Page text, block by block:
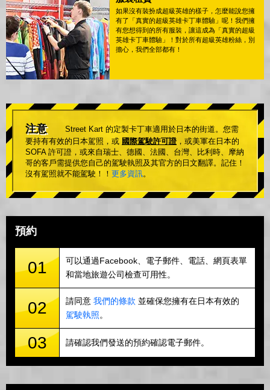
如果沒有裝扮成超級英雄的樣子，怎麼能說您擁
有了「真實的超級英雄卡丁車體驗」呢！我們擁
有您想得到的所有服裝，讓這成為「真實的超級
英雄卡丁車體驗」！對於所有超級英雄粉絲，別
擔心，我們全部都有！
注意
Street Kart 的定製卡丁車適用於日本的街道。您需
要持有有效的日本駕照，或 國際駕駛許可證 ，或美軍在日本的
SOFA 許可證，或來自瑞士、德國、法國、台灣、比利時、摩納
哥的客戶需提供您自己的駕駛執照及其官方的日文翻譯。記住！
沒有駕照就不能駕駛！！ 更多資訊。
預約
01
可以通過Facebook、電子郵件、電話、網頁表單
和當地旅遊公司檢查可用性。
02 請同意 我們的條款 並確保您擁有在日本有效的
駕駛執照。
03 請確認我們發送的預約確認電子郵件。